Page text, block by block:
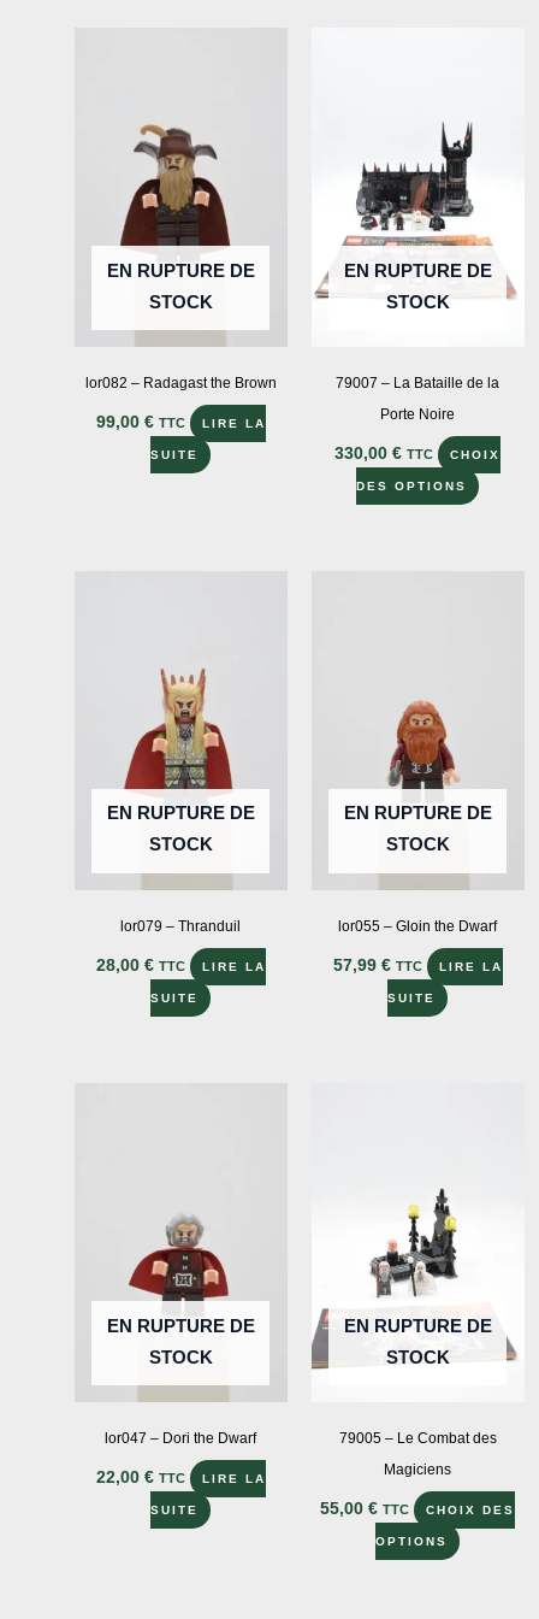
EN RUPTURE DE
STOCK
lor082 – Radagast the Brown
99,00 € TTC LIRE LA
SUITE
EN RUPTURE DE
STOCK
79007 – La Bataille de la
Porte Noire
330,00€ TTC CHOIX
DES OPTIONS
Ce
produit
EN RUPTURE DE
STOCK
lor079 – Thranduil
28,00 € TTC LIRE LA
SUITE
EN RUPTURE DE
STOCK
lor055 – Gloin the Dwarf
57,99 € TTC LIRE LA
SUITE
EN RUPTURE DE
STOCK
lor047 – Dori the Dwarf
22,00 € TTC LIRE LA
SUITE
EN RUPTURE DE
STOCK
79005 – Le Combat des
Magiciens
55,00€ TTC CHOIX DES
OPTIONS
Ce